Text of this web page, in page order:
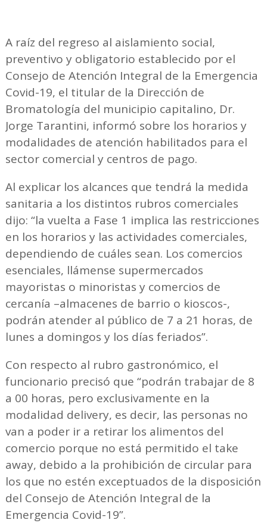
A raíz del regreso al aislamiento social,
preventivo y obligatorio establecido por el
Consejo de Atención Integral de la Emergencia
Covid-19, el titular de la Dirección de
Bromatología del municipio capitalino, Dr.
Jorge Tarantini, informó sobre los horarios y
modalidades de atención habilitados para el
sector comercial y centros de pago.
Al explicar los alcances que tendrá la medida
sanitaria a los distintos rubros comerciales
dijo: “la vuelta a Fase 1 implica las restricciones
en los horarios y las actividades comerciales,
dependiendo de cuáles sean. Los comercios
esenciales, llámense supermercados
mayoristas o minoristas y comercios de
cercanía –almacenes de barrio o kioscos-,
podrán atender al público de 7 a 21 horas, de
lunes a domingos y los días feriados”.
Con respecto al rubro gastronómico, el
funcionario precisó que “podrán trabajar de 8
a 00 horas, pero exclusivamente en la
modalidad delivery, es decir, las personas no
van a poder ir a retirar los alimentos del
comercio porque no está permitido el take
away, debido a la prohibición de circular para
los que no estén exceptuados de la disposición
del Consejo de Atención Integral de la
Emergencia Covid-19”.